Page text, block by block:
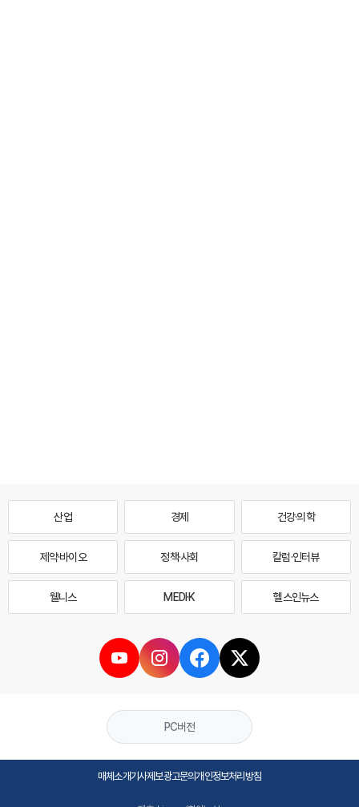
산업 경제 건강·의학
제약·바이오 정책·사회 칼럼·인터뷰
웰니스 MEDI·K 헬스인뉴스
PC버전
매체소개기사제보광고문의개인정보처리방침